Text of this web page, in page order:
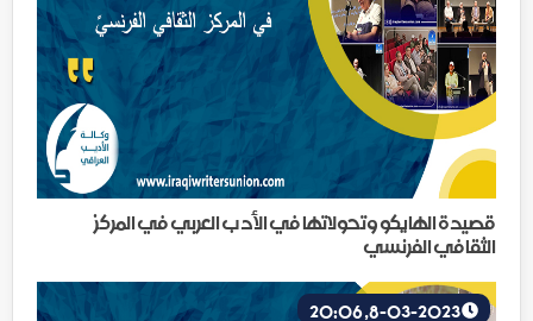
قصيدة الهايكو وتحولاتها في الأدب العربي في المركز
الثقافي الفرنسي